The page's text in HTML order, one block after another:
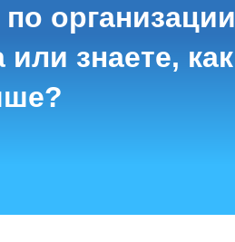
организации
знаете, как